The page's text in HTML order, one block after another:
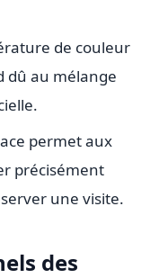
de couleur
dû au mélange
permet aux
précisément
une visite.
des